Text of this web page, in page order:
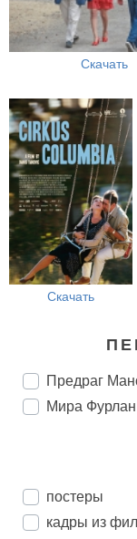
Скачать
Скачать
Предраг
Мира Фурлан
постеры
кадры из